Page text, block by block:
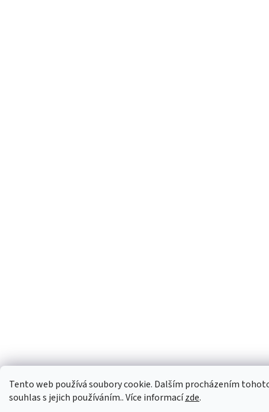
Tento web používá soubory cookie. Dalším procházením
souhlas s jejich používáním.. Více informacízde.